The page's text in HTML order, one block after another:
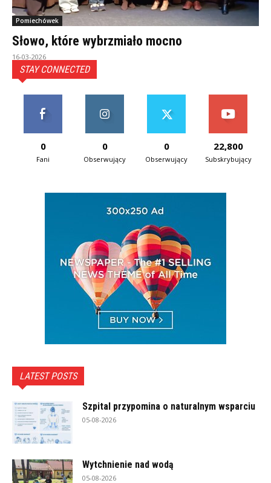
Pomiechówek
Słowo, które wybrzmiało mocno
16-03-2026
STAY CONNECTED
0
Fani
0
Obserwujący
0
Obserwujący
22,800
Subskrybujący
LATEST POSTS
Szpital przypomina o naturalnym wsparciu
05-08-2026
Wytchnienie nad wodą
05-08-2026